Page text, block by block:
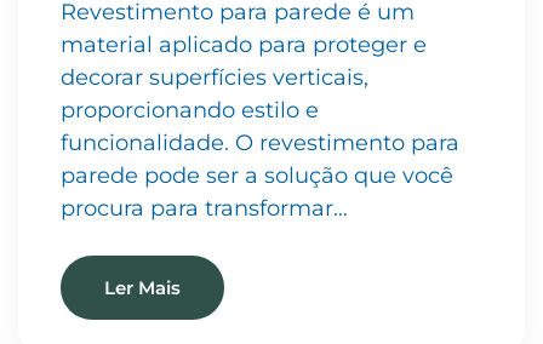
Revestimento para parede é um
material aplicado para proteger e
decorar superfícies verticais,
proporcionando estilo e
funcionalidade. O revestimento para
parede pode ser a solução que você
procura para transformar…
Ler Mais